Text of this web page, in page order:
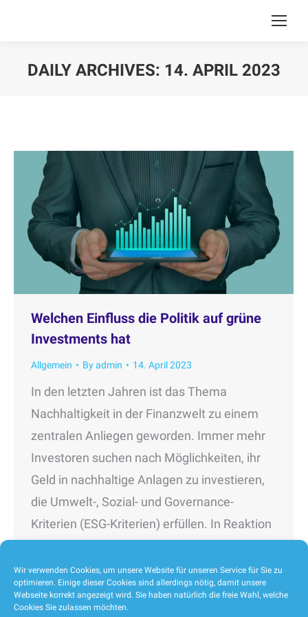
Wir verwenden Cookies, um unsere Website für unseren Service für Sie zu
optimieren. Einige dieser Cookies sind allerdings nötig, damit unsere
Webseite korrekt angezeigt wird. Sie haben natürlich die freie Wahl, welche
Cookies Sie zulassen möchten.
DAILY ARCHIVES: 14. APRIL 2023
Welchen Einfluss die Politik auf grüne
Investments hat
Allgemein Byadmin 14. April 2023
In den letzten Jahren ist das Thema
Nachhaltigkeit in der Finanzwelt zu einem
zentralen Anliegen geworden. Immer mehr
Investoren suchen nach Möglichkeiten, ihr
Geld in nachhaltige Anlagen zu investieren,
die Umwelt-, Sozial- und Governance-
Kriterien (ESG-Kriterien) erfüllen. In Reaktion
Union (EU) ein Klassifizierungssystem für
nachhaltige Fonds entwickelt, um Anlegern
bei…